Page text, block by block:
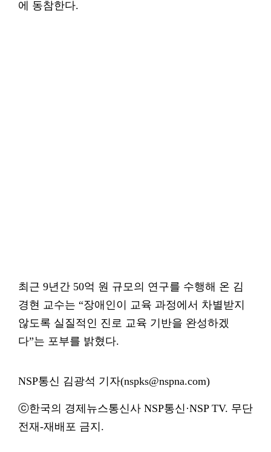
에 동참한다.
최근 9년간 50억 원 규모의 연구를 수행해 온 김
경현 교수는 “장애인이 교육 과정에서 차별받지
않도록 실질적인 진로 교육 기반을 완성하겠
다”는 포부를 밝혔다.
NSP통신 김광석 기자(nspks@nspna.com)
ⓒ한국의 경제뉴스통신사 NSP통신·NSP TV. 무단
전재-재배포 금지.